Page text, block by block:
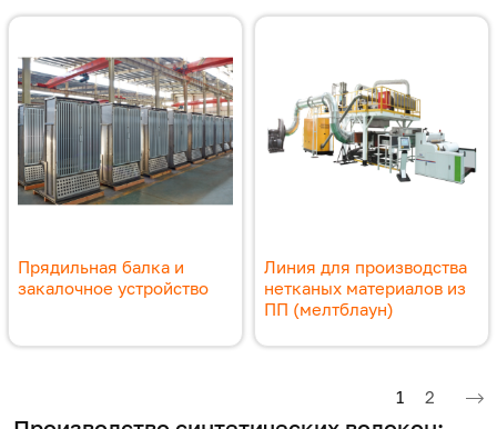
Прядильная балка и
закалочное устройство
Линия для производства
нетканых материалов из
ПП (мелтблаун)
Текущая
1 2